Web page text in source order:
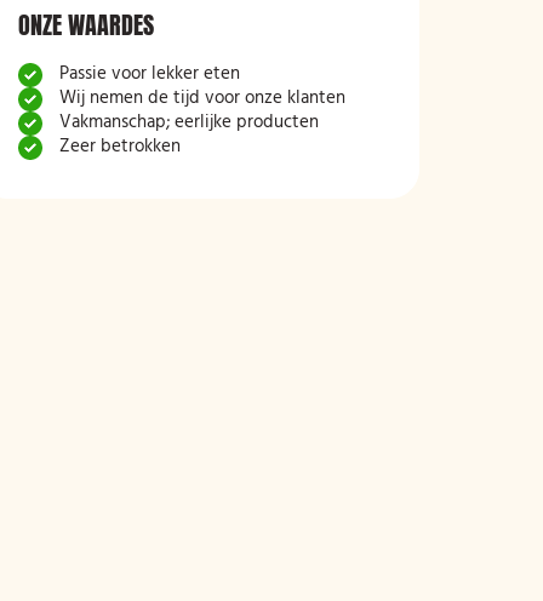
ONZE WAARDES
Passie voor lekker eten
Wij nemen de tijd voor onze klanten
Vakmanschap; eerlijke producten
Zeer betrokken